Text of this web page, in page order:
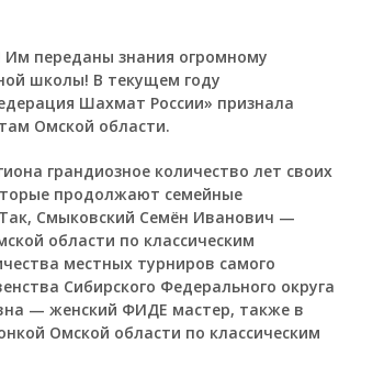
переданы знания огромному
школы! В текущем году
Шахмат России» признала
Омской области.
грандиозное количество лет своих
продолжают семейные
Смыковский Семён Иванович —
области по классическим
местных турниров самого
Сибирского Федерального округа
— женский ФИДЕ мастер, также в
Омской области по классическим